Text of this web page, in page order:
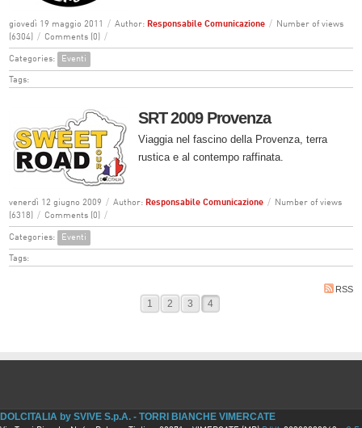
giovedì 19 maggio 2011 / Author: Responsabile Comunicazione /
Number of views
(6304)
/ Comments (0) /
Categories: Eventi
Tags:
SRT 2009 Provenza
Viaggia nel fascino della Provenza, terra
rustica e al contempo raffinata.
venerdì 12 giugno 2009 / Author: Responsabile Comunicazione /
Number of views
(6318)
/ Comments (0) /
Categories: Eventi
Tags:
RSS
1 2 3 4
DOLCITALIA by SVIVE S.p.A. - TORRI BIANCHE VIMERCATE